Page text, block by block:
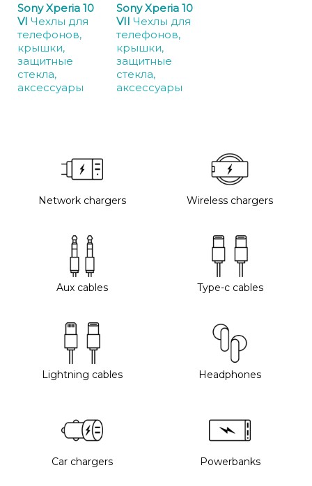
Sony Xperia 10
VI Чехлы для
телефонов,
крышки,
защитные
стекла,
аксессуары
Sony Xperia 10
VII Чехлы для
телефонов,
крышки,
защитные
стекла,
аксессуары
Network chargers Wireless chargers
Aux cables Type-c cables
Lightning cables Headphones
Car chargers Powerbanks